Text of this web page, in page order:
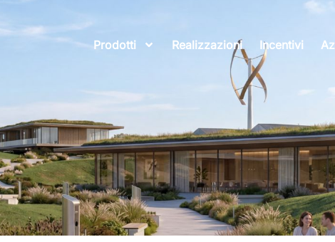
Prodotti Realizzazioni Incentivi